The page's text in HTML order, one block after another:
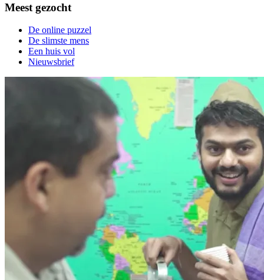
Meest gezocht
De online puzzel
De slimste mens
Een huis vol
Nieuwsbrief